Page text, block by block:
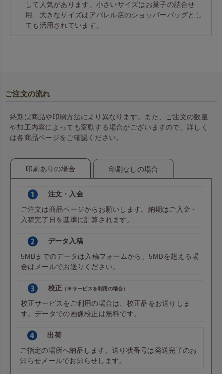
して人気があります。小さいサイズはお菓子の詰合せ
用、大きなサイズはアパレル店のショッパーバッグとし
ても活用されています。
ご注文の流れ
納期は商品や印刷方法により異なります。また、ご注文の数量
や加工内容によっても変動する場合がございますので、詳しく
は各商品ページをご確認ください。
印刷ありの場合 印刷なしの場合
注文・入金
ご注文は商品ページからお願いします。納期はご入金・
入稿完了日を基準に計算されます。
データ入稿
5MBまでのデータは 入稿フォームから、5MBを超える場
合は メールでお送りください。
校正 （※サービスを利用の場合）
校正サービスをご利用の場合は、校正品をお送りしま
す。データでの画像校正は無料です。
出荷
ご指定の場所へ納品します。送り状番号は発送完了のお
知らせメールでお知らせします。